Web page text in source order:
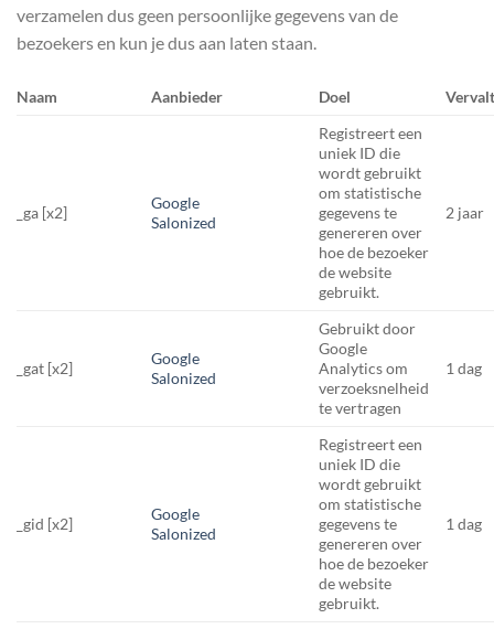
verzamelen dus geen persoonlijke gegevens van de
bezoekers en kun je dus aan laten staan.
Naam Aanbieder Doel
_ga [x2]
Google
Salonized
Registreert een
uniek ID die
wordt gebruikt
om statistische
gegevens te
genereren over
hoe de bezoeker
de website
gebruikt.
2 jaar
_gat [x2]
Google
Salonized
Gebruikt door
Google
Analytics om
verzoeksnelheid
te vertragen
1 dag
_gid [x2]
Google
Salonized
Registreert een
uniek ID die
wordt gebruikt
om statistische
gegevens te
genereren over
hoe de bezoeker
de website
gebruikt.
1 dag